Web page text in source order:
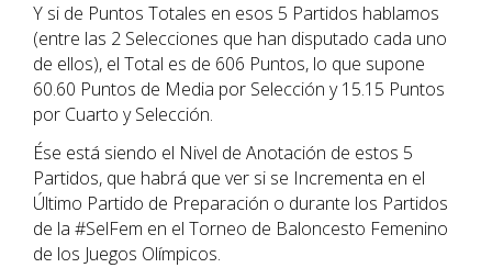
Y si de Puntos Totales en esos 5 Partidos hablamos
(entre las 2 Selecciones que han disputado cada uno
de ellos), el Total es de 606 Puntos, lo que supone
60.60 Puntos de Media por Selección y 15.15 Puntos
por Cuarto y Selección.
Ése está siendo el Nivel de Anotación de estos 5
Partidos, que habrá que ver si se Incrementa en el
Último Partido de Preparación o durante los Partidos
de la #SelFem en el Torneo de Baloncesto Femenino
de los Juegos Olímpicos.